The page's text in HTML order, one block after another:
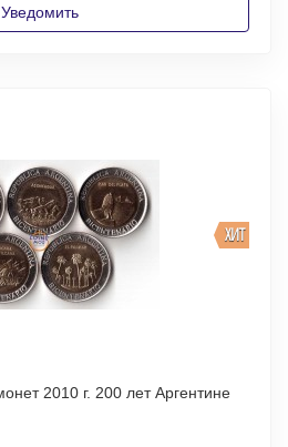
Уведомить
ХИТ
Аргентина Набор из 5 монет 2010 г. 200 лет Аргентине